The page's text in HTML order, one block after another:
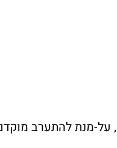
, על-מנת להתערב